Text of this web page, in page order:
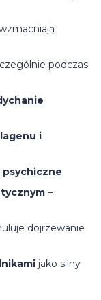
podczas
i
–
dojrzewanie
jako silny